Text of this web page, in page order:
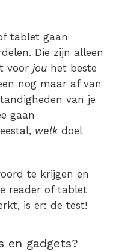
tablet gaan
Die zijn alleen
voor jou het beste
nog maar af van
van je
gaan
welk doel
te krijgen en
reader of tablet
is er: de test!
en gadgets?